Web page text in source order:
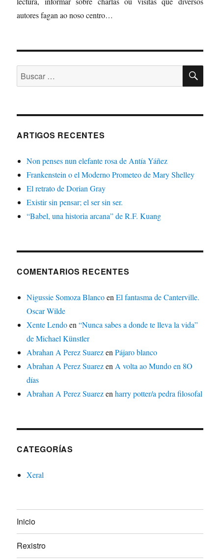
autores fagan ao noso centro…
Buscar:
ARTIGOS RECENTES
Non penses nun elefante rosa de Antía Yáñez
Frankenstein o el Moderno Prometeo de Mary Shelley
El retrato de Dorian Gray
Existir sin pensar; el ser sin ser.
“Babel, una historia arcana” de R.F. Kuang
COMENTARIOS RECENTES
Nigussie Somoza BlancoenEl fantasma de Canterville.
Oscar Wilde
Xente Lendoen“Nunca sabes a donde te lleva la vida”
de Michael Künstler
Abrahan A Perez SuarezenPájaro blanco
Abrahan A Perez Suarezen A volta ao Mundo en 8O
días
Abrahan A Perez Suarezenharry potter/a pedra filosofal
CATEGORÍAS
Xeral
Inicio
Rexistro